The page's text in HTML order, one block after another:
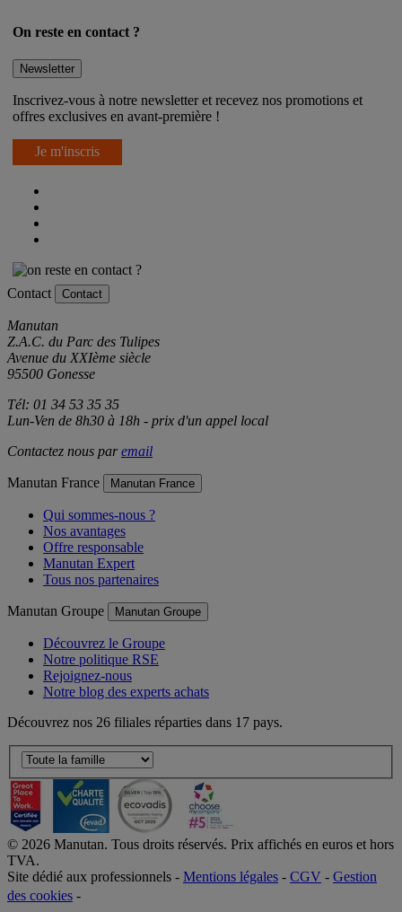
Inscrivez-vous à notre newsletter et recevez nos promotions et
Je m'inscris
Contact
Manutan
Z.A.C. du Parc des Tulipes
Avenue du XXIème siècle
Tél: 01 34 53 35 35
Manutan France
Qui sommes-nous ?
Nos avantages
Offre responsable
Manutan Expert
Manutan Groupe
Découvrez le Groupe
Notre politique RSE
Rejoignez-nous
©2026
TVA.
Site dédié aux professionnels -